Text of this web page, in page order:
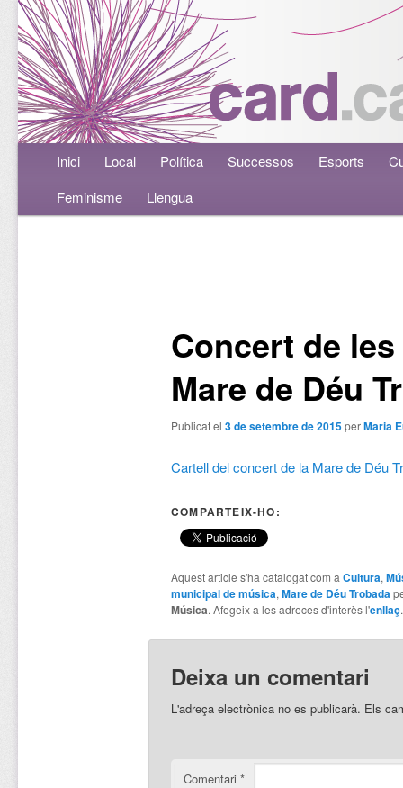
Menú principalAneu al contingut principal
Aneu al contingut secundari
Inici Local Política Successos Esports
Feminisme
Llengua
Concert de
Mare de Déu
Publicat el 3 de setembre de 2015perMaria
Cartell del concert de la Mare de Déu
COMPARTEIX-HO:
Aquest article s'ha catalogat com a Cultura,
municipal de música, Mare de Déu Trobada
Música. Afegeix a les adreces d'interès l'enllaç.
Deixa un comentari
L'adreça electrònica no es publicarà. Els
Comentari *